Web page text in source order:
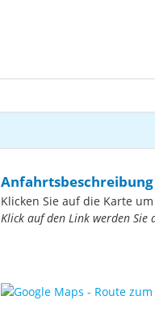
Anfahrtsbeschreibung
Klicken Sie auf die Karte
Klick auf den Link werden Sie